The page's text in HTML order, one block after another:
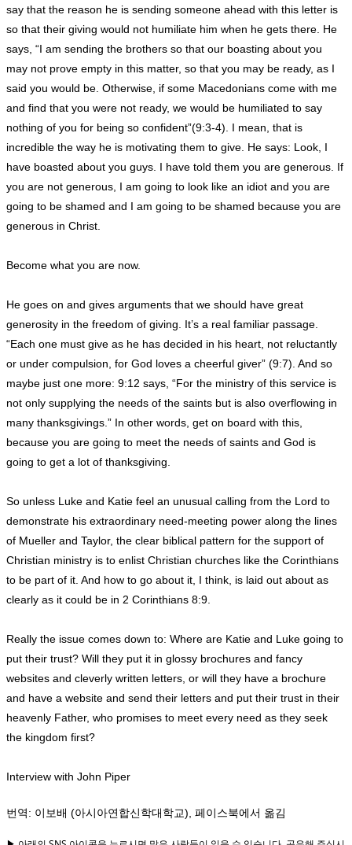
say that the reason he is sending someone ahead with this letter is
so that their giving would not humiliate him when he gets there. He
says, “I am sending the brothers so that our boasting about you
may not prove empty in this matter, so that you may be ready, as I
said you would be. Otherwise, if some Macedonians come with me
and find that you were not ready, we would be humiliated to say
nothing of you for being so confident”(9:3-4). I mean, that is
incredible the way he is motivating them to give. He says: Look, I
have boasted about you guys. I have told them you are generous. If
you are not generous, I am going to look like an idiot and you are
going to be shamed and I am going to be shamed because you are
generous in Christ.
Become what you are now.
He goes on and gives arguments that we should have great
generosity in the freedom of giving. It’s a real familiar passage.
“Each one must give as he has decided in his heart, not reluctantly
or under compulsion, for God loves a cheerful giver” (9:7). And so
maybe just one more: 9:12 says, “For the ministry of this service is
not only supplying the needs of the saints but is also overflowing in
many thanksgivings.” In other words, get on board with this,
because you are going to meet the needs of saints and God is
going to get a lot of thanksgiving.
So unless Luke and Katie feel an unusual calling from the Lord to
demonstrate his extraordinary need-meeting power along the lines
of Mueller and Taylor, the clear biblical pattern for the support of
Christian ministry is to enlist Christian churches like the Corinthians
to be part of it. And how to go about it, I think, is laid out about as
clearly as it could be in 2 Corinthians 8:9.
Really the issue comes down to: Where are Katie and Luke going to
put their trust? Will they put it in glossy brochures and fancy
websites and cleverly written letters, or will they have a brochure
and have a website and send their letters and put their trust in their
heavenly Father, who promises to meet every need as they seek
the kingdom first?
Interview with John Piper
번역: 이보배 (아시아연합신학대학교), 페이스북에서 옮김